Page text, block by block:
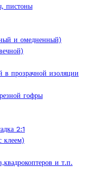
пистоны
и омедненный)
в прозрачной изоляции
гофры
2:1
клеем)
и т.п.